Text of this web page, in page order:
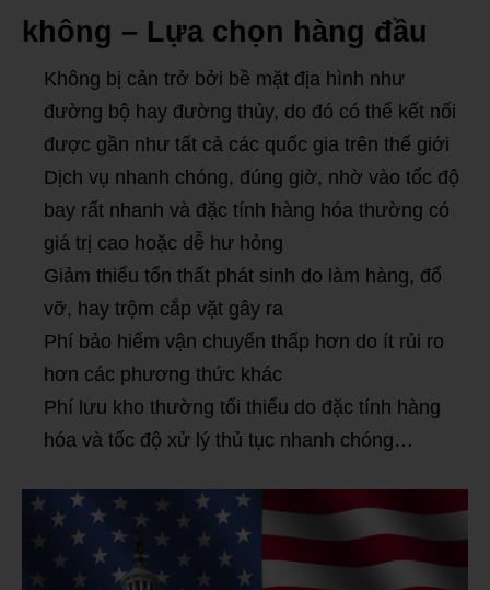
không – Lựa chọn hàng đầu
Không bị cản trở bởi bề mặt địa hình như
đường bộ hay đường thủy, do đó có thể kết nối
được gần như tất cả các quốc gia trên thế giới
Dịch vụ nhanh chóng, đúng giờ, nhờ vào tốc độ
bay rất nhanh và đặc tính hàng hóa thường có
giá trị cao hoặc dễ hư hỏng
Giảm thiểu tổn thất phát sinh do làm hàng, đổ
vỡ, hay trộm cắp vặt gây ra
Phí bảo hiểm vận chuyển thấp hơn do ít rủi ro
hơn các phương thức khác
Phí lưu kho thường tối thiểu do đặc tính hàng
hóa và tốc độ xử lý thủ tục nhanh chóng…